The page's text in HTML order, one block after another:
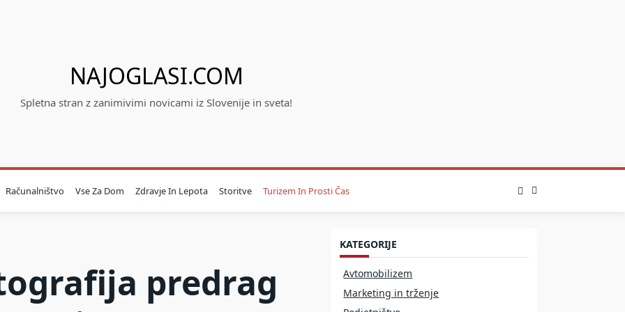
NAJOGLASI.COM
Spletna stran z zanimivimi novicami iz Slovenije in sveta!
Računalništvo Vse Za Dom Zdravje In Lepota Storitve Turizem In Prosti Čas
predrag
KATEGORIJE
Avtomobilizem
Marketing in trženje